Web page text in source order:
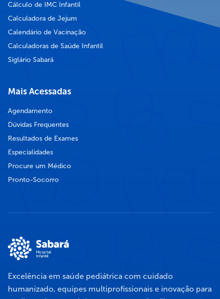
Cálculo de IMC Infantil
Calculadora de Jejum
Calendário de Vacinação
Calculadoras de Saúde Infantil
Siglário Sabará
Mais Acessadas
Agendamento
Dúvidas Frequentes
Resultados de Exames
Especialidades
Procure um Médico
Pronto-Socorro
Excelência em saúde pediátrica com cuidado
humanizado, equipes multiprofissionais e inovação para